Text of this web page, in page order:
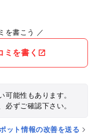
を書こう ／
ミを書く
可能性もあります。
必ずご確認下さい。
ット情報の改善を送る